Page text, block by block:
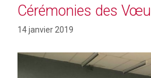
Cérémonies des
14 janvier 2019